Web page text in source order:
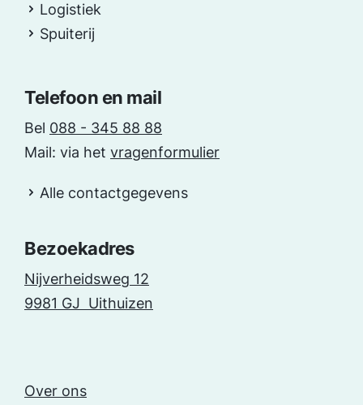
Logistiek
Spuiterij
Telefoon en mail
Bel 088 - 345 88 88
Mail: via het vragenformulier
Alle contactgegevens
Bezoekadres
Nijverheidsweg 12
9981 GJ Uithuizen
Over ons